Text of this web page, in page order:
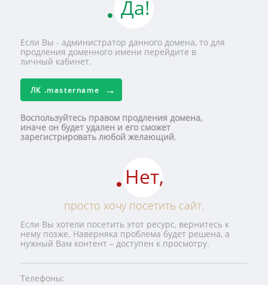
Да!
Если Вы - администратор данного домена, то для
продления доменного имени перейдите в
личный кабинет.
ЛК .mastername
Воспользуйтесь правом продления домена,
иначе он будет удален и его сможет
зарегистрировать любой желающий.
Нет,
просто хочу посетить сайт.
Если Вы хотели посетить этот ресурс, вернитесь к
нему позже. Наверняка проблема будет решена, а
нужный Вам контент – доступен к просмотру.
Телефоны: